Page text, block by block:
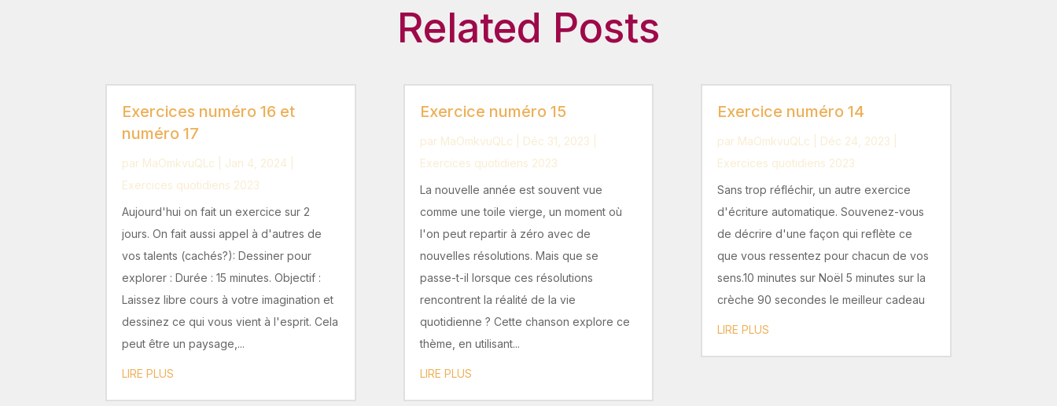
Related Posts
Exercices numéro 16 et
numéro 17
par MaOmkvuQLc Jan 4, 2024
Exercices quotidiens 2023
Aujourd'hui on fait un exercice sur 2
jours. On fait aussi appel à d'autres de
vos talents (cachés?): Dessiner pour
explorer : Durée : 15 minutes. Objectif :
Laissez libre cours à votre imagination et
dessinez ce qui vous vient à l'esprit. Cela
peut être un paysage,...
LIRE PLUS
Exercice numéro 15
par MaOmkvuQLc Déc 31, 2023
Exercices quotidiens 2023
La nouvelle année est souvent vue
comme une toile vierge, un moment où
l'on peut repartir à zéro avec de
nouvelles résolutions. Mais que se
passe-t-il lorsque ces résolutions
rencontrent la réalité de la vie
quotidienne ? Cette chanson explore ce
thème, en utilisant...
LIRE PLUS
Exercice numéro 14
par MaOmkvuQLc Déc 24, 2023
Exercices quotidiens 2023
Sans trop réfléchir, un autre exercice
d'écriture automatique. Souvenez-vous
de décrire d'une façon qui reflète ce
que vous ressentez pour chacun de vos
sens.10 minutes sur Noël 5 minutes sur la
crèche 90 secondes le meilleur cadeau
LIRE PLUS